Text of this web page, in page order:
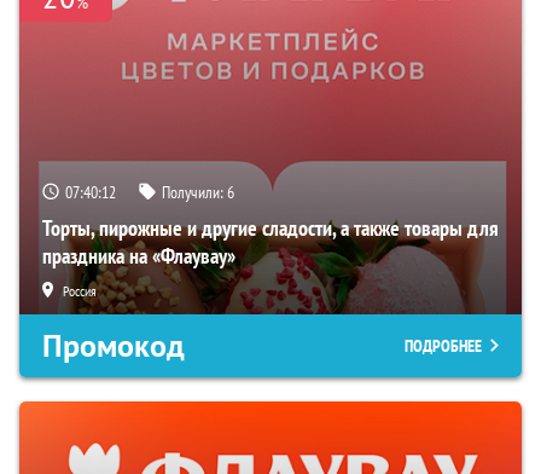
07:40:11 Получили:6
Торты, пирожные и другие сладости, а также товары для
праздника на «Флаувау»
Россия
Промокод ПОДРОБНЕЕ